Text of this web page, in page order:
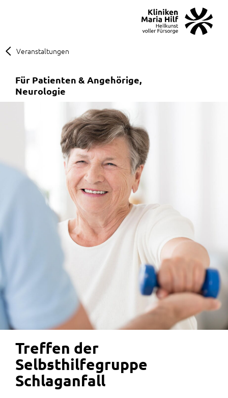
Veranstaltungen
Für Patienten & Angehörige
Neurologie
Treffen der
Selbsthilfegruppe
Schlaganfall